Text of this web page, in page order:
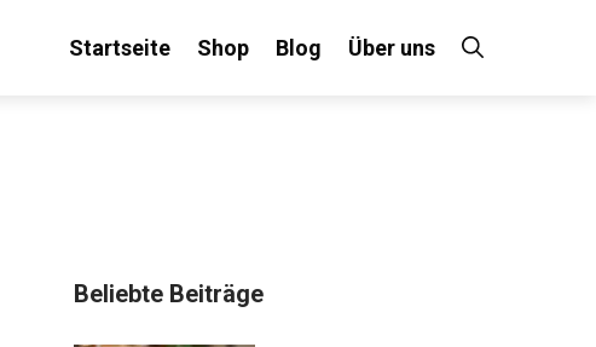
Startseite Shop Blog Über uns
Beliebte Beiträge